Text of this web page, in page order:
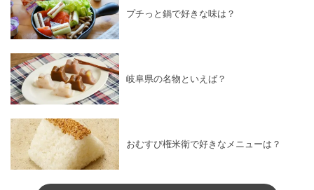
プチっと鍋で好きな味は？
岐阜県の名物といえば？
おむすび権米衛で好きなメニューは？